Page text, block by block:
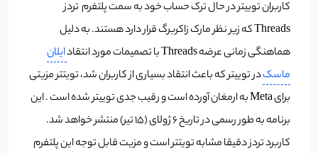
کاربران توییتر در حال ترک حساب خود به سمت پلتفرم تردز
Threads که زیر نظر مارک زاکربرگ قرار دارد هستند. به دلیل
هماهنگی زمانی عرضه Threads با تصمیمات مورد انتقاد
ایلان
ماسکدر توییتر که باعث انتقاد بسیاری از کاربران شد، تویتتر مزیتی
برای Meta به ارمغان آورده است و رقیب جدی توییتر شده است . این
برنامه به طور رسمی در تاریخ 6 ژولای (۱۵ تیر) منتشر خواهد شد.
کاربرد تردز دقیقا مشابه تویتتر است و مزیت قابل توجه این پلتفرم